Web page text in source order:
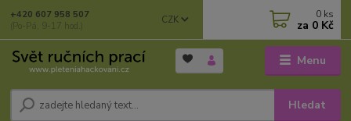
Menu
CZK
Hledat
+420 607 958 507
(Po-Pá, 9-17 hod.)
0 ks
za 0 Kč